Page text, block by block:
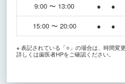
9:00 〜 13:00 ● ●
15:00 〜 20:00 ● ●
※ 表記されている「○」の場合は、時間変
詳しくは歯医者HPをご確認ください。